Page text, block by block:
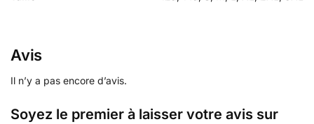
Avis
Il n’y a pas encore d’avis.
Soyez le premier à laisser votre avis sur